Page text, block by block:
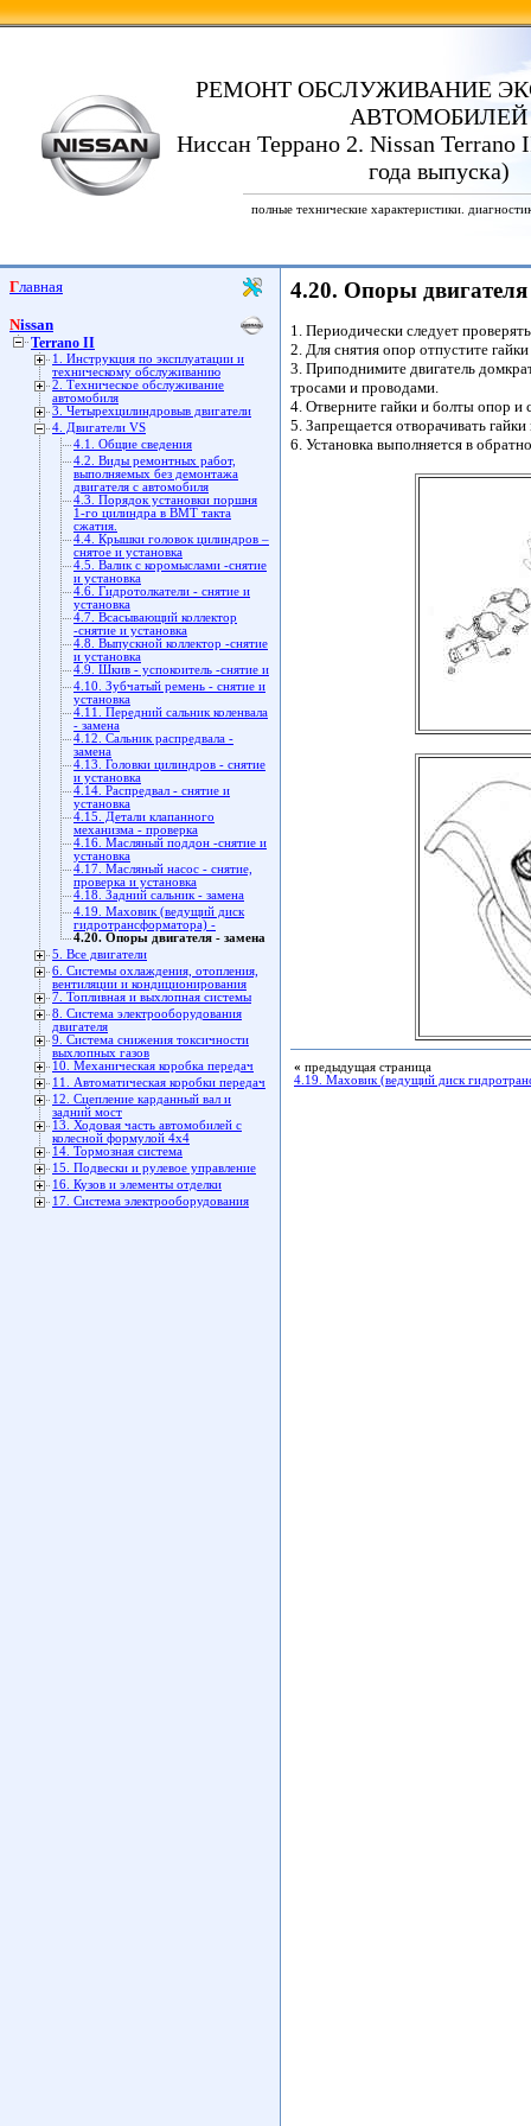
РЕМОНТ ОБСЛУЖИВАНИЕ
АВТОМОБИЛЕЙ
Ниссан Террано 2. Nissan Terrano
года выпуска)
полные технические характеристики.
Главная
Nissan
Terrano II
1. Инструкция по эксплуатации и
техническому обслуживанию
2. Техническое обслуживание
автомобиля
3. Четырехцилиндровыв двигатели
4. Двигатели VS
4.1. Общие сведения
4.2. Виды ремонтных работ,
выполняемых без демонтажа
двигателя с автомобиля
4.3. Порядок установки поршня
1-го цилиндра в ВМТ такта
сжатия.
4.4. Крышки головок цилиндров –
снятое и установка
4.5. Валик с коромыслами -снятие
и установка
4.6. Гидротолкатели - снятие и
установка
4.7. Всасывающий коллектор
-снятие и установка
4.8. Выпускной коллектор -снятие
и установка
4.9. Шкив - успокоитель -снятие и
4.10. Зубчатый ремень - снятие и
установка
4.11. Передний сальник коленвала
- замена
4.12. Сальник распредвала -
замена
4.13. Головки цилиндров - снятие
и установка
4.14. Распредвал - снятие и
установка
4.15. Детали клапанного
механизма - проверка
4.16. Масляный поддон -снятие и
установка
4.17. Масляный насос - снятие,
проверка и установка
4.18. Задний сальник - замена
4.19. Маховик (ведущий диск
гидротрансформатора) -
4.20. Опоры двигателя - замена
5. Все двигатели
6. Системы охлаждения, отопления,
вентиляции и кондиционирования
7. Топливная и выхлопная системы
8. Система электрооборудования
двигателя
9. Система снижения токсичности
выхлопных газов
10. Механическая коробка передач
11. Автоматическая коробки передач
12. Сцепление карданный вал и
задний мост
13. Ходовая часть автомобилей с
колесной формулой 4x4
14. Тормозная система
15. Подвески и рулевое управление
16. Кузов и элементы отделки
17. Система электрооборудования
4.20. Опоры двигателя
1. Периодически следует
2. Для снятия опор отпустите
3. Приподнимите двигатель
тросами и проводами.
4. Отверните гайки и болты опор
5. Запрещается отворачивать
6. Установка выполняется в
« предыдущая страница
4.19. Маховик (ведущий диск